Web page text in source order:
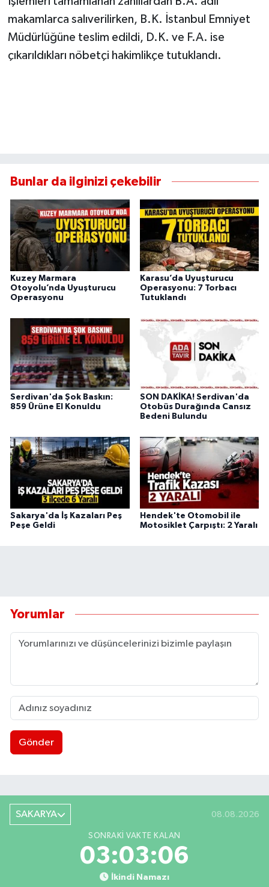
makamlarca salıverilirken, B.K. İstanbul Emniyet
Müdürlüğüne teslim edildi, D.K. ve F.A. ise
çıkarıldıkları nöbetçi hakimlikçe tutuklandı.
Bunlar da ilginizi çekebilir
Kuzey Marmara
Otoyolu’nda Uyuşturucu
Operasyonu
Karasu’da Uyuşturucu
Operasyonu: 7 Torbacı
Tutuklandı
Serdivan'da Şok Baskın:
859 Ürüne El Konuldu
SON DAKİKA! Serdivan'da
Otobüs Durağında Cansız
Bedeni Bulundu
Sakarya'da İş Kazaları Peş
Peşe Geldi
Hendek'te Otomobil ile
Motosiklet Çarpıştı: 2 Yaralı
Yorumlar
Gönder
SAKARYA 08.08.2026
SONRAKI VAKTE KALAN
03:03:05
İkindi Namazı